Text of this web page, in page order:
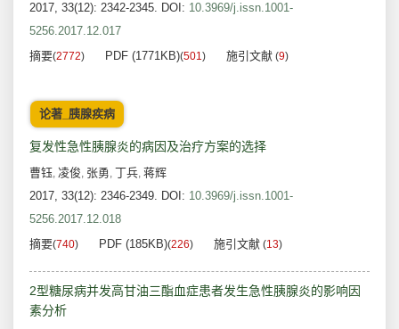
2017, 33(12): 2342-2345. DOI: 10.3969/j.issn.1001-
5256.2017.12.017
摘要(2772) PDF (1771KB)(501) 施引文献 (9)
论著_胰腺疾病
复发性急性胰腺炎的病因及治疗方案的选择
曹钰, 凌俊, 张勇, 丁兵, 蒋辉
2017, 33(12): 2346-2349. DOI: 10.3969/j.issn.1001-
5256.2017.12.018
摘要(740) PDF (185KB)(226) 施引文献 (13)
2型糖尿病并发高甘油三酯血症患者发生急性胰腺炎的影响因
素分析